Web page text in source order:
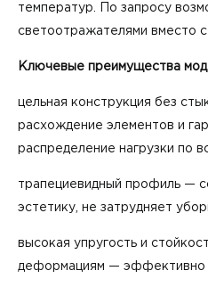
температур. По запросу
светоотражателями вместо
Ключевые преимущества
цельная конструкция без
расхождение элементов и
распределение нагрузки по
трапециевидный профиль —
эстетику, не затрудняет
высокая упругость и
деформациям — эффективно